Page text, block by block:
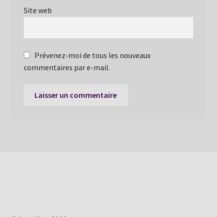
Site web
Prévenez-moi de tous les nouveaux
commentaires par e-mail.